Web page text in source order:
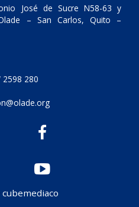
José de Sucre N58-63 y
– San Carlos, Quito –
280